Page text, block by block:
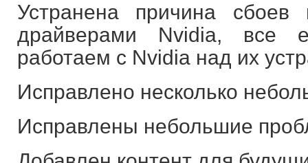
Устранена причина
драйверами Nvidia, все
работаем с Nvidia над их
Исправлено несколько
Исправлены небольшие